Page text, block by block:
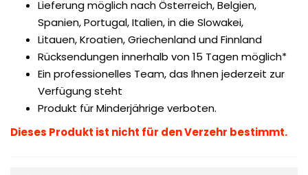
Lieferung möglich nach Österreich, Belgien,
Spanien, Portugal, Italien, in die Slowakei,
Litauen, Kroatien, Griechenland und Finnland
Rücksendungen innerhalb von 15 Tagen möglich*
Ein professionelles Team, das Ihnen jederzeit zur
Verfügung steht
Produkt für Minderjährige verboten.
Dieses Produkt ist nicht für den Verzehr bestimmt.